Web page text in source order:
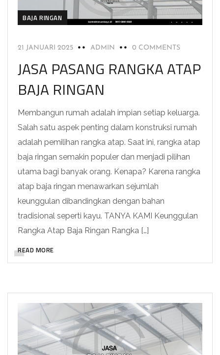
BAJA RINGAN
21 JANUARI 2025 ADMIN 0 COMMENTS
JASA PASANG RANGKA ATAP
BAJA RINGAN
Membangun rumah adalah impian setiap keluarga.
Salah satu aspek penting dalam konstruksi rumah
adalah pemilihan rangka atap. Saat ini, rangka atap
baja ringan semakin populer dan menjadi pilihan
utama bagi banyak orang. Kenapa? Karena rangka
atap baja ringan menawarkan sejumlah
keunggulan dibandingkan dengan bahan
tradisional seperti kayu. TANYA KAMI Keunggulan
Rangka Atap Baja Ringan Rangka […]
READ MORE